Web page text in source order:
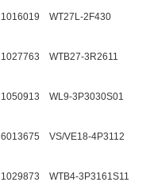
1016019 WT27L-2F430
1027763 WTB27-3R2611
1050913 WL9-3P3030S01
6013675 VS/VE18-4P3112
1029873 WTB4-3P3161S11